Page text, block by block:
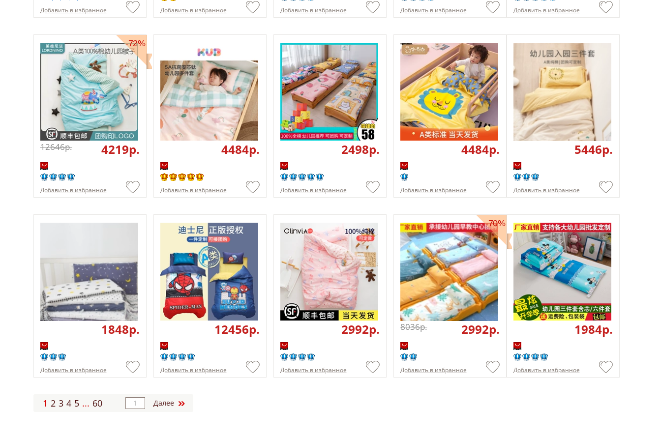
Добавить в избранное Добавить в избранное Добавить в избранное Добавить в избранное Добавить в избранное
-72%
12646p. 4219p.
Добавить в избранное
4484p.
Добавить в избранное
2498p.
Добавить в избранное
4484p.
Добавить в избранное
5446p.
Добавить в избранное
1848p.
Добавить в избранное
12456p.
Добавить в избранное
2992p.
Добавить в избранное
-70%
8036p. 2992p.
Добавить в избранное
1984p.
Добавить в избранное
1 2 3 4 5 ... 60 Далее